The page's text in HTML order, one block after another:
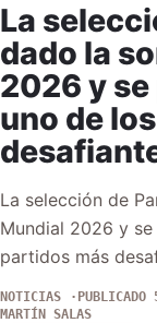
La
dado la
2026 y
uno de
La selección de
Mundial 2026 y
partidos más
NOTICIAS
MARTÍN SALAS